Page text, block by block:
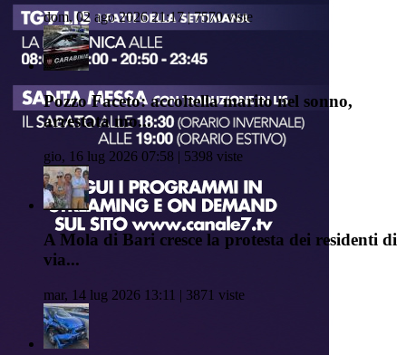
dom, 02 ago 2026 21:17 | 7570 viste
Pozzo Faceto: accoltella marito nel sonno,
arrestata mo...
gio, 16 lug 2026 07:58 | 5398 viste
A Mola di Bari cresce la protesta dei residenti di
via...
mar, 14 lug 2026 13:11 | 3871 viste